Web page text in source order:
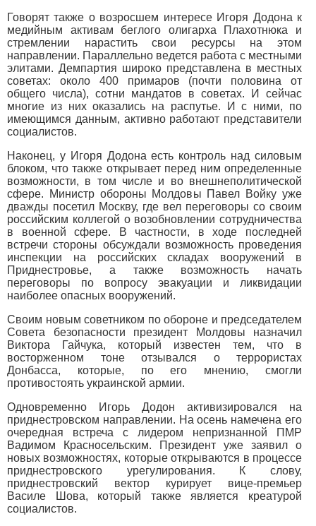
Говорят также о возросшем интересе Игоря Додона к
медийным активам беглого олигарха Плахотнюка и
стремлении нарастить свои ресурсы на этом
направлении. Параллельно ведется работа с местными
элитами. Демпартия широко представлена в местных
советах: около 400 примаров (почти половина от
общего числа), сотни мандатов в советах. И сейчас
многие из них оказались на распутье. И с ними, по
имеющимся данным, активно работают представители
социалистов.
Наконец, у Игоря Додона есть контроль над силовым
блоком, что также открывает перед ним определенные
возможности, в том числе и во внешнеполитической
сфере. Министр обороны Молдовы Павел Войку уже
дважды посетил Москву, где вел переговоры со своим
российским коллегой о возобновлении сотрудничества
в военной сфере. В частности, в ходе последней
встречи стороны обсуждали возможность проведения
инспекции на российских складах вооружений в
Приднестровье, а также возможность начать
переговоры по вопросу эвакуации и ликвидации
наиболее опасных вооружений.
Своим новым советником по обороне и председателем
Совета безопасности президент Молдовы назначил
Виктора Гайчука, который известен тем, что в
восторженном тоне отзывался о террористах
Донбасса, которые, по его мнению, смогли
противостоять украинской армии.
Одновременно Игорь Додон активизировался на
приднестровском направлении. На осень намечена его
очередная встреча с лидером непризнанной ПМР
Вадимом Красносельским. Президент уже заявил о
новых возможностях, которые открываются в процессе
приднестровского урегулирования. К слову,
приднестровский вектор курирует вице-премьер
Василе Шова, который также является креатурой
социалистов.